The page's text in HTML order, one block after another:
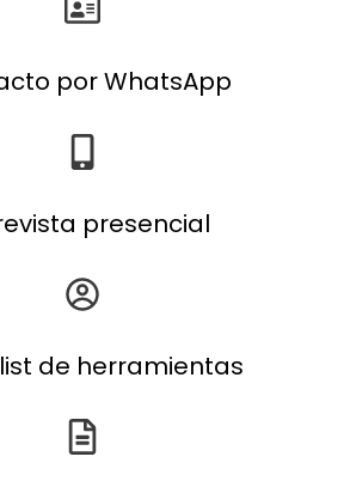
por WhatsApp
presencial
de herramientas